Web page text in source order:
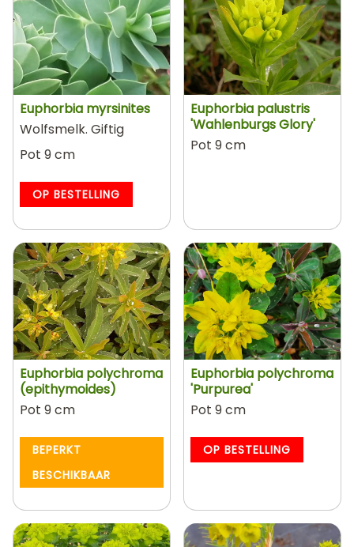
Euphorbia myrsinites
Wolfsmelk. Giftig
Pot 9 cm
OP BESTELLING
Euphorbia palustris
'Wahlenburgs Glory'
Pot 9 cm
Euphorbia polychroma
(epithymoides)
Pot 9 cm
BEPERKT
BESCHIKBAAR
Euphorbia polychroma
'Purpurea'
Pot 9 cm
OP BESTELLING